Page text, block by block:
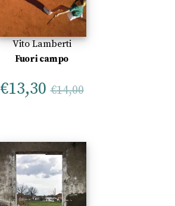
Vito Lamberti
Fuori campo
€13,30 €14,00